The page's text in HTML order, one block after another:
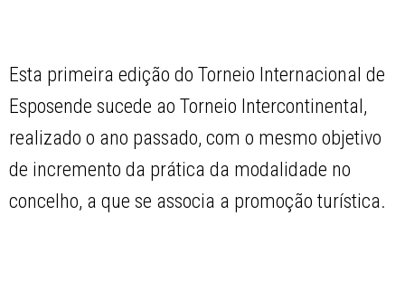
Esta primeira edição do Torneio Internacional de
Esposende sucede ao Torneio Intercontinental,
realizado o ano passado, com o mesmo objetivo
de incremento da prática da modalidade no
concelho, a que se associa a promoção turística.